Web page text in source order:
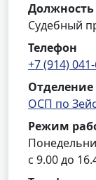
Должность
Судебный
Телефон
+7 (914)
Отделение
ОСП по
Режим
с 9.00 до